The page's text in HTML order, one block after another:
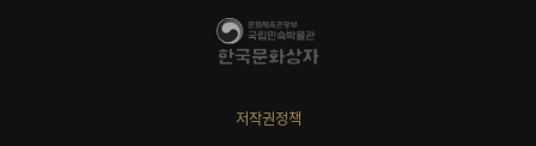
저작권정책